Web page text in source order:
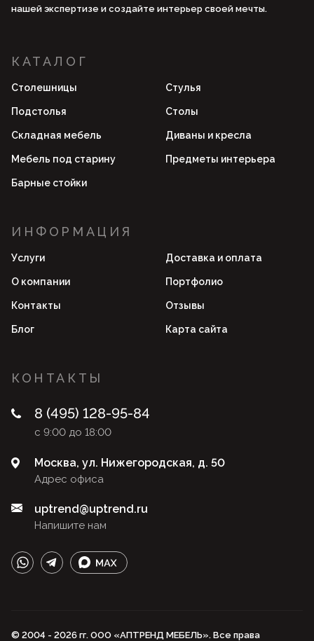
нашей экспертизе и создайте интерьер своей мечты.
КАТАЛОГ
Столешницы Стулья
Подстолья Столы
Складная мебель Диваны и кресла
Мебель под старину Предметы интерьера
Барные стойки
ИНФОРМАЦИЯ
Услуги Доставка и оплата
О компании Портфолио
Контакты Отзывы
Блог Карта сайта
КОНТАКТЫ
8 (495) 128-95-84
с 9:00 до 18:00
Адрес офиса
Москва, ул. Нижегородская, д. 50
Напишите нам
uptrend@uptrend.ru
© 2004 - 2026 гг. ООО «АПТРЕНД МЕБЕЛЬ». Все права